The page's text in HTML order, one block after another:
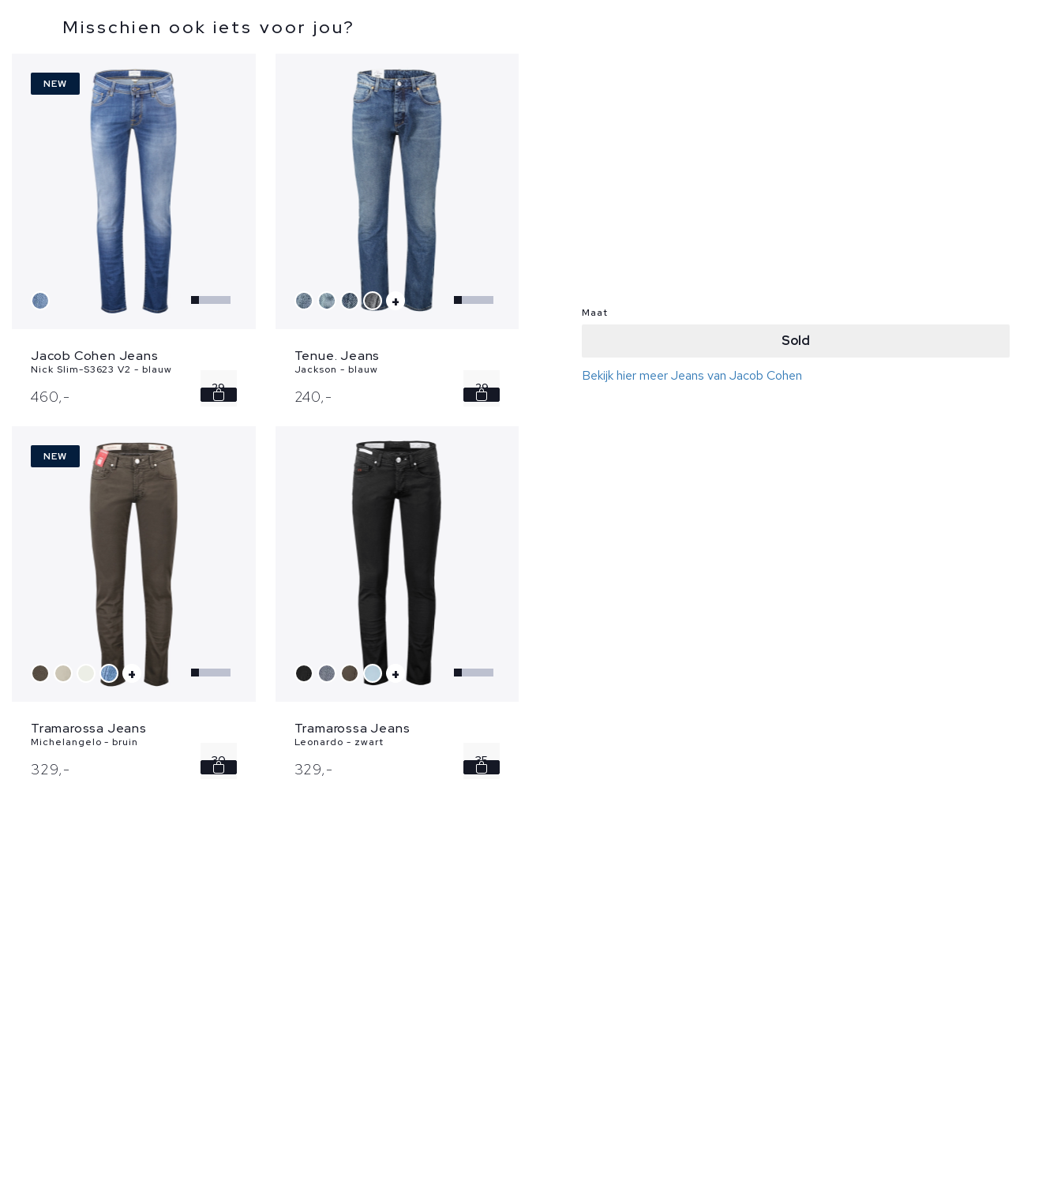
Misschien ook iets voor jou?
NEW
Jacob Cohen Jeans
Nick Slim-S3623 V2 - blauw
460,- 29
+
Tenue. Jeans
Jackson - blauw
240,- 29
NEW
+
Tramarossa Jeans
Michelangelo - bruin
329,- 30
+
Tramarossa Jeans
Leonardo - zwart
329,- 35
Maat
Sold
Bekijk hier meer Jeans van Jacob Cohen